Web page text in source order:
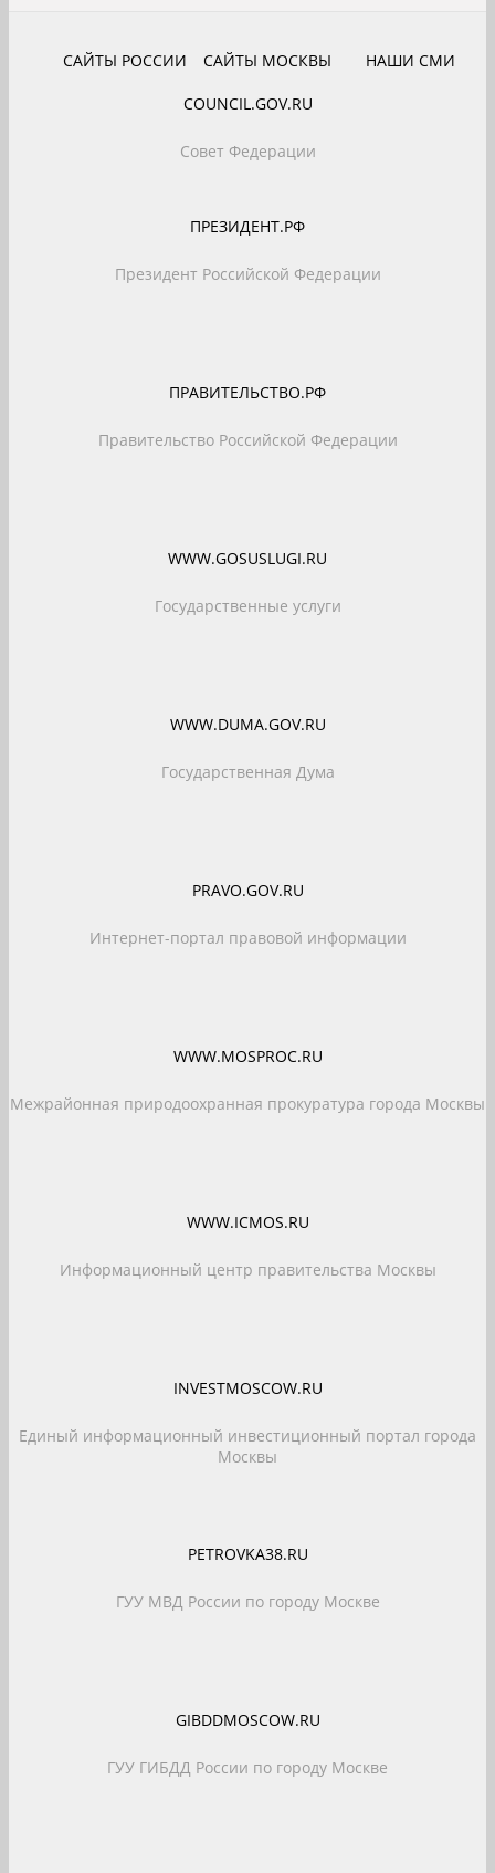
САЙТЫ РОССИИ САЙТЫ МОСКВЫ НАШИ СМИ
COUNCIL.GOV.RU
Совет Федерации
ПРЕЗИДЕНТ.РФ
Президент Российской Федерации
ПРАВИТЕЛЬСТВО.РФ
Правительство Российской Федерации
WWW.GOSUSLUGI.RU
Государственные услуги
WWW.DUMA.GOV.RU
Государственная Дума
PRAVO.GOV.RU
Интернет-портал правовой информации
WWW.MOSPROC.RU
Межрайонная природоохранная прокуратура города Москвы
WWW.ICMOS.RU
Информационный центр правительства Москвы
INVESTMOSCOW.RU
Единый информационный инвестиционный портал города
Москвы
PETROVKA38.RU
ГУУ МВД России по городу Москве
GIBDDMOSCOW.RU
ГУУ ГИБДД России по городу Москве